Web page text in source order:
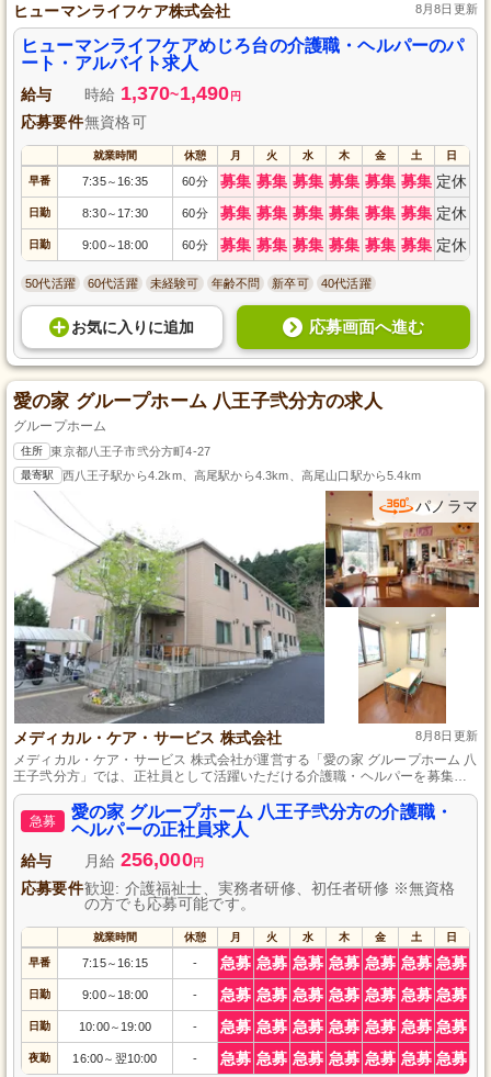
ヒューマンライフケア株式会社 8月8日更新
ヒューマンライフケアめじろ台の介護職・ヘルパーのパ
ート・アルバイト求人
給与 時給 1,370~1,490 円
応募要件無資格可
就業時間 休憩 月 火 水 木 金 土 日
早番 7:35～ 16:35 60分 募集 募集 募集 募集 募集 募集 定休
日勤 8:30～ 17:30 60分 募集 募集 募集 募集 募集 募集 定休
日勤 9:00～ 18:00 60分 募集 募集 募集 募集 募集 募集 定休
50代活躍 60代活躍 未経験可 年齢不問 新卒可 40代活躍
お気に入り に追加 応募画面へ進む
愛の家 グループホーム 八王子弐分方の求人
グループホーム
住所 東京都八王子市弐分方町4-27
最寄駅 西八王子駅から4.2km、高尾駅から4.3km、高尾山口駅から5.4km
パノラマ
メディカル・ケア・サービス 株式会社 8月8日更新
メディカル・ケア・サービス 株式会社が運営する「愛の家 グループホーム 八
王子弐分方」では、正社員として活躍いただける介護職・ヘルパーを募集し
ています。勤務地は東京都八王子市で、地域に根ざした介護サービスを提供
しています。経験や資格は問いませんので、初めての方も安心してご応募く
ださい。共に温かな介護を実践し、利用者様の生活を支えていきませんか？
急募
愛の家 グループホーム 八王子弐分方の介護職・
ヘルパーの正社員求人
給与 月給 256,000円
応募要件歓迎: 介護福祉士、実務者研修、初任者研修 ※無資格
の方でも応募可能です。
就業時間 休憩 月 火 水 木 金 土 日
早番 7:15～ 16:15 - 急募 急募 急募 急募 急募 急募 急募
日勤 9:00～ 18:00 - 急募 急募 急募 急募 急募 急募 急募
日勤 10:00～ 19:00 - 急募 急募 急募 急募 急募 急募 急募
夜勤 16:00～ 翌10:00 - 急募 急募 急募 急募 急募 急募 急募